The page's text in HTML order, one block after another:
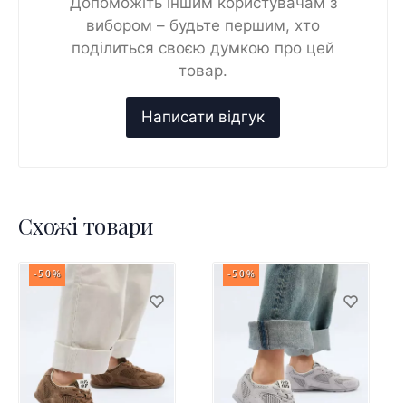
вибором – будьте першим, хто
поділиться своєю думкою про цей
товар.
Схожі товари
-50% -50%